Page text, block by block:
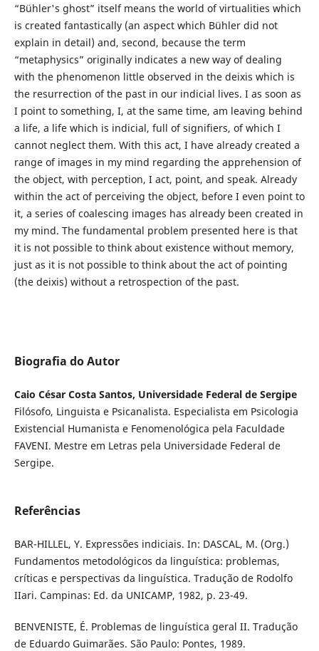
“Bühler's ghost” itself means the world of virtualities which
is created fantastically (an aspect which Bühler did not
explain in detail) and, second, because the term
“metaphysics” originally indicates a new way of dealing
with the phenomenon little observed in the deixis which is
the resurrection of the past in our indicial lives. I as soon as
I point to something, I, at the same time, am leaving behind
a life, a life which is indicial, full of signifiers, of which I
cannot neglect them. With this act, I have already created a
range of images in my mind regarding the apprehension of
the object, with perception, I act, point, and speak. Already
within the act of perceiving the object, before I even point to
it, a series of coalescing images has already been created in
my mind. The fundamental problem presented here is that
it is not possible to think about existence without memory,
just as it is not possible to think about the act of pointing
(the deixis) without a retrospection of the past.
Biografia do Autor
Caio César Costa Santos, Universidade Federal de Sergipe
Filósofo, Linguista e Psicanalista. Especialista em Psicologia
Existencial Humanista e Fenomenológica pela Faculdade
FAVENI. Mestre em Letras pela Universidade Federal de
Sergipe.
Referências
BAR-HILLEL, Y. Expressões indiciais. In: DASCAL, M. (Org.)
Fundamentos metodológicos da linguística: problemas,
críticas e perspectivas da linguística. Tradução de Rodolfo
IIari. Campinas: Ed. da UNICAMP, 1982, p. 23-49.
BENVENISTE, É. Problemas de linguística geral II. Tradução
de Eduardo Guimarães. São Paulo: Pontes, 1989.